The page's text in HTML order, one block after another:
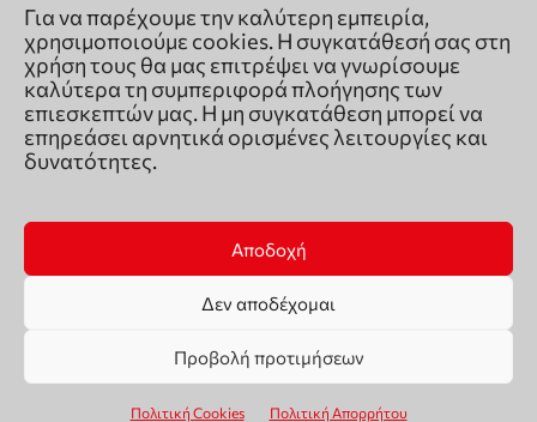
Για να παρέχουμε την καλύτερη εμπειρία,
χρησιμοποιούμε cookies. Η συγκατάθεσή σας στη
χρήση τους θα μας επιτρέψει να γνωρίσουμε
καλύτερα τη συμπεριφορά πλοήγησης των
επιεσκεπτών μας. Η μη συγκατάθεση μπορεί να
επηρεάσει αρνητικά ορισμένες λειτουργίες και
δυνατότητες.
Αποδοχή
Δεν αποδέχομαι
Προβολή προτιμήσεων
Πολιτική Cookies Πολιτική Απορρήτου